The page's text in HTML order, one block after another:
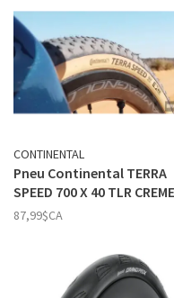
CONTINENTAL
Pneu Continental TERRA
SPEED 700 X 40 TLR CREME
87,99$CA